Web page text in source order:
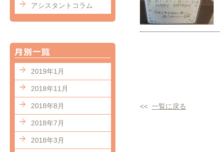
アシスタントコラム
2019年1月
2018年11月
2018年8月
2018年7月
2018年3月
<< 一覧に戻る